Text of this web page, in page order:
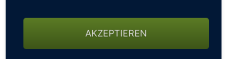
Keine Stellplätze vorhanden
Normale Parkplätze
Stellplatz bis 11m
AKZEPTIEREN